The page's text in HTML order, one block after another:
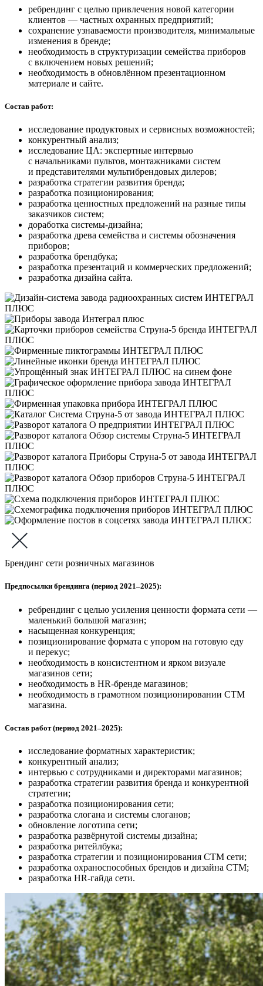
ребрендинг с целью привлечения новой категории
клиентов — частных охранных предприятий;
сохранение узнаваемости производителя, минимальные
изменения в бренде;
необходимость в структуризации семейства приборов
с включением новых решений;
необходимость в обновлённом презентационном
материале и сайте.
Состав работ:
исследование продуктовых и сервисных возможностей;
конкурентный анализ;
исследование ЦА: экспертные интервью
с начальниками пультов, монтажниками систем
и представителями мультибрендовых дилеров;
разработка стратегии развития бренда;
разработка позиционирования;
разработка ценностных предложений на разные типы
заказчиков систем;
доработка системы-дизайна;
разработка древа семейства и системы обозначения
приборов;
разработка брендбука;
разработка презентаций и коммерческих предложений;
разработка дизайна сайта.
Брендинг сети розничных магазинов
Предпосылки брендинга (период 2021–2025):
ребрендинг с целью усиления ценности формата сети —
маленький большой магазин;
насыщенная конкуренция;
позиционирование формата с упором на готовую еду
и перекус;
необходимость в консистентном и ярком визуале
магазинов сети;
необходимость в HR-бренде магазинов;
необходимость в грамотном позиционировании СТМ
магазина.
Состав работ (период 2021–2025):
исследование форматных характеристик;
конкурентный анализ;
интервью с сотрудниками и директорами магазинов;
разработка стратегии развития бренда и конкурентной
стратегии;
разработка позиционирования сети;
разработка слогана и системы слоганов;
обновление логотипа сети;
разработка развёрнутой системы дизайна;
разработка ритейлбука;
разработка стратегии и позиционирования СТМ сети;
разработка охраноспособных брендов и дизайна СТМ;
разработка HR-гайда сети.